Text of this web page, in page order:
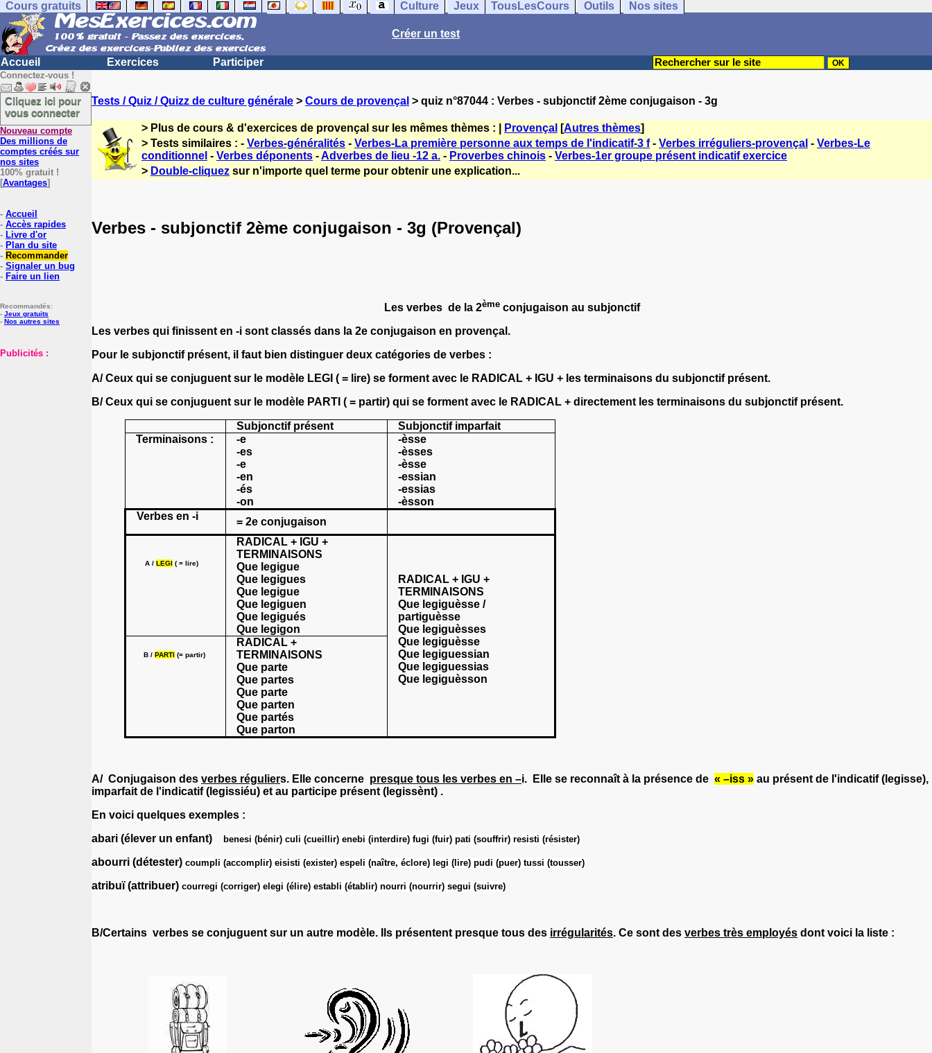
Cours gratuits Culture Jeux TousLesCours Outils Nos sites
Créer un test
Accueil Exercices Participer
Connectez-vous !
Cliquez ici pour
vous connecter
Nouveau compte
Des millions de
comptes créés sur
nos sites
100% gratuit !
[Avantages]
- Accueil
- Accès rapides
- Livre d'or
- Plan du site
- Recommander
- Signaler un bug
- Faire un lien
Recommandés:
- Jeux gratuits
- Nos autres sites
Publicités :
Tests / Quiz / Quizz de culture générale > Cours de provençal > quiz n°87044 : Verbes - subjonctif 2ème conjugaison - 3g
> Plus de cours & d'exercices de provençal sur les mêmes thèmes : | Provençal [Autres thèmes]
> Tests similaires : - Verbes-généralités - Verbes-La première personne aux temps de l'indicatif-3 f- Verbes irréguliers-provençal - Verbes-Le
conditionnel - Verbes déponents -Adverbes de lieu -12 a. - Proverbes chinois - Verbes-1er groupe présent indicatif exercice
> Double-cliquez sur n'importe quel terme pour obtenir une explication...
Verbes - subjonctif 2ème conjugaison - 3g (Provençal)
Les verbes de la 2èmeconjugaison au subjonctif
Les verbes qui finissent en -i sont classés dans la 2e conjugaison en provençal.
Pour le subjonctif présent, il faut bien distinguer deux catégories de verbes :
A/Ceux qui se conjuguent sur le modèle LEGI ( = lire) se forment avec le RADICAL + IGU + les terminaisons du subjonctif présent.
B/Ceux qui se conjuguent sur le modèle PARTI ( = partir) qui se forment avec le RADICAL + directement les terminaisons du subjonctif présent.
Subjonctif présent
Subjonctif imparfait
Terminaisons :
-e
-es
-e
-en
-és
-on
-èsse
-èsses
-èsse
-essian
-essias
-èsson
Verbes en -i
= 2e conjugaison
A /LEGI ( = lire)
RADICAL + IGU +
TERMINAISONS
Que legigue
Que legigues
Que legigue
Que legiguen
Que legigués
Que legigon
RADICAL + IGU +
TERMINAISONS
Que legiguèsse /
partiguèsse
Que legiguèsses
Que legiguèsse
Que legiguessian
Que legiguessias
Que legiguèsson
B /PARTI (= partir)
RADICAL +
TERMINAISONS
Que parte
Que partes
Que parte
Que parten
Que partés
Que parton
A/Conjugaison des verbes réguliers. Elle concerne presque tous les verbes en –i. Elle se reconnaît à la présence de « –iss » au présent de l'indicatif (legisse),
imparfait de l'indicatif (legissiéu) et au participe présent (legissènt) .
En voici quelques exemples :
abari (élever un enfant) benesi (bénir) culi (cueillir) enebi (interdire) fugi (fuir) pati (souffrir) resisti (résister)
abourri (détester) coumpli (accomplir) eisisti (exister) espeli (naître, éclore) legi (lire) pudi (puer) tussi (tousser)
atribuï(attribuer) courregi (corriger) elegi (élire) establi (établir) nourri (nourrir) segui (suivre)
B/Certains verbes se conjuguent sur un autre modèle. Ils présentent presque tous des irrégularités. Ce sont des verbes très employés dont voici la liste :